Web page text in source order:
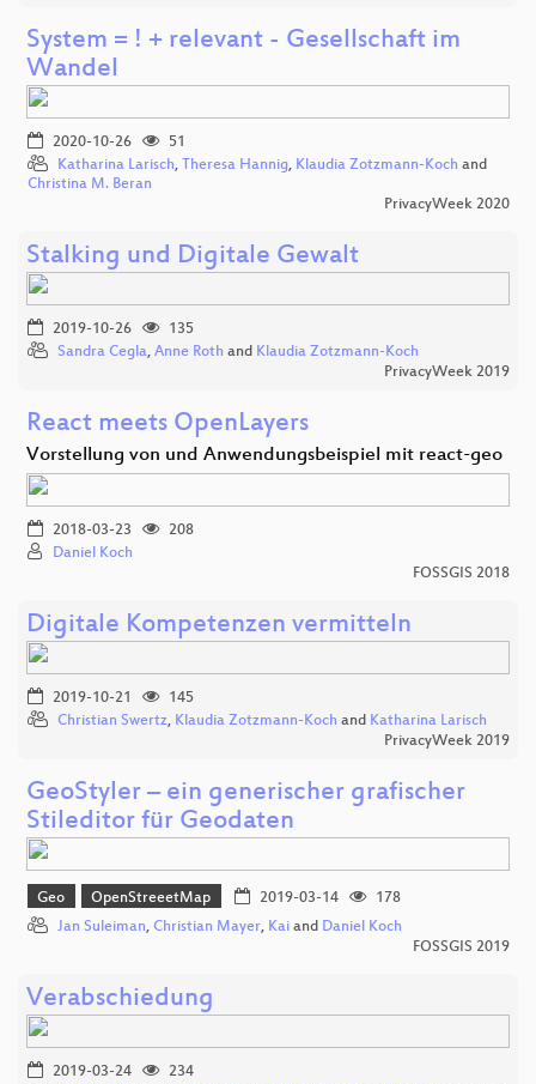
System = ! + relevant - Gesellschaft im
Wandel
2020-10-26
51
Katharina Larisch, Theresa Hannig, Klaudia Zotzmann-Koch and
Christina M. Beran
PrivacyWeek 2020
Stalking und Digitale Gewalt
2019-10-26
135
Sandra Cegla, Anne Roth and Klaudia Zotzmann-Koch
PrivacyWeek 2019
React meets OpenLayers
Vorstellung von und Anwendungsbeispiel mit react-geo
2018-03-23
208
Daniel Koch
FOSSGIS 2018
Digitale Kompetenzen vermitteln
2019-10-21
145
Christian Swertz, Klaudia Zotzmann-Koch and Katharina Larisch
PrivacyWeek 2019
GeoStyler – ein generischer grafischer
Stileditor für Geodaten
Geo OpenStreeetMap 2019-03-14
178
Jan Suleiman, Christian Mayer, Kai and Daniel Koch
FOSSGIS 2019
Verabschiedung
2019-03-24
234